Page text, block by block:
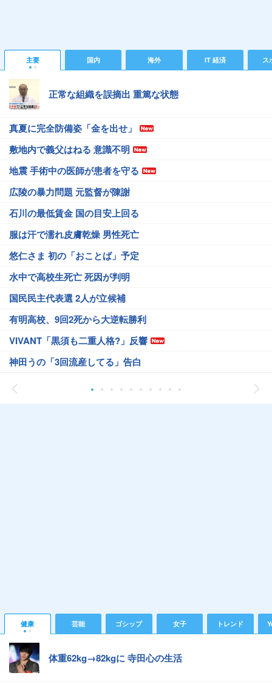
主要 国内 海外 IT 経済 ス
正常な組織を誤摘出 重篤な状態
真夏に完全防備姿「金を出せ」
敷地内で義父はねる 意識不明
地震 手術中の医師が患者を守る
広陵の暴力問題 元監督が陳謝
石川の最低賃金 国の目安上回る
服は汗で濡れ皮膚乾燥 男性死亡
悠仁さま 初の「おことば」予定
水中で高校生死亡 死因が判明
国民民主代表選 2人が立候補
有明高校、9回2死から大逆転勝利
VIVANT「黒須も二重人格?」反響
神田うの「3回流産してる」告白
健康 芸能 ゴシップ 女子 トレンド
体重62kg→82kgに 寺田心の生活